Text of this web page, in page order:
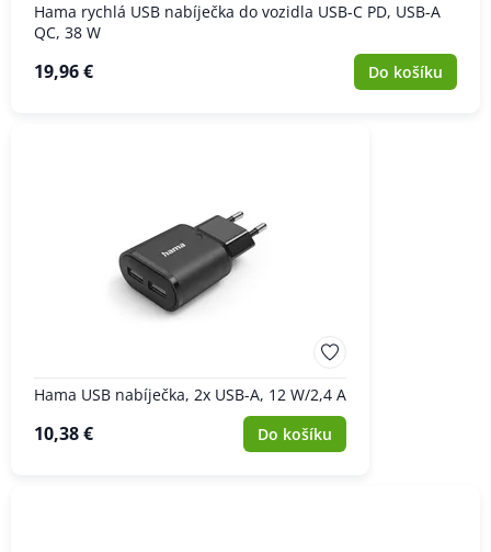
Hama rychlá USB nabíječka do vozidla USB-C PD, USB-A
QC, 38 W
19,96 € Do košíku
Hama USB nabíječka, 2x USB-A, 12 W/2,4 A
10,38 € Do košíku